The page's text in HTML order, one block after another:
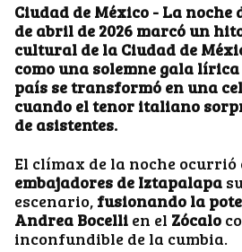
Ciudad de México - La noche
de abril de 2026 marcó un
cultural de la Ciudad de
como una solemne gala
país se transformó en una
cuando el tenor italiano
de asistentes.
El clímax de la noche ocurrió
embajadores de Iztapalapa
escenario, fusionando la
Andrea Bocelli en el Zócalo
inconfundible de la cumbia.